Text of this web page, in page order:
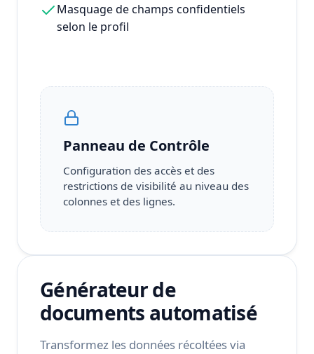
Masquage de champs confidentiels
selon le profil
Panneau de Contrôle
Configuration des accès et des
restrictions de visibilité au niveau des
colonnes et des lignes.
Générateur de
documents automatisé
Transformez les données récoltées via